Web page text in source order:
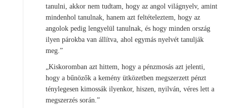
tanulni, akkor nem tudtam, hogy az angol világnyelv, amint
mindenhol tanulnak, hanem azt feltételeztem, hogy az
angolok pedig lengyelül tanulnak, és hogy minden ország
ilyen párokba van állítva, ahol egymás nyelvét tanulják
meg.”
„Kiskoromban azt hittem, hogy a pénzmosás azt jelenti,
hogy a bűnözők a kemény ütközetben megszerzett pénzt
ténylegesen kimossák ilyenkor, hiszen, nyilván, véres lett a
megszerzés során.”